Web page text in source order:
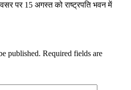
पर 15 अगस्त को राष्ट्रपति भवन में
published. Required fields are